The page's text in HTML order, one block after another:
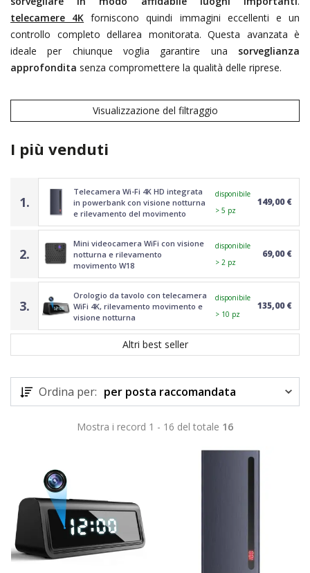
telecamere 4K forniscono quindi immagini eccellenti e un
controllo completo dellarea monitorata. Questa avanzata è
ideale per chiunque voglia garantire una sorveglianza
approfondita senza compromettere la qualità delle riprese.
Visualizzazione del filtraggio
I più venduti
1.
Telecamera Wi-Fi 4K HD integrata
in powerbank con visione notturna
e rilevamento del movimento
disponibile
> 5 pz
149,00 €
2.
Mini videocamera WiFi con visione
notturna e rilevamento
movimento W18
disponibile
> 2 pz
69,00 €
3.
Orologio da tavolo con telecamera
WiFi 4K, rilevamento movimento e
visione notturna
disponibile
> 10 pz
135,00 €
Altri best seller
Ordina per: per posta raccomandata
Mostra i record 1 - 16 del totale 16